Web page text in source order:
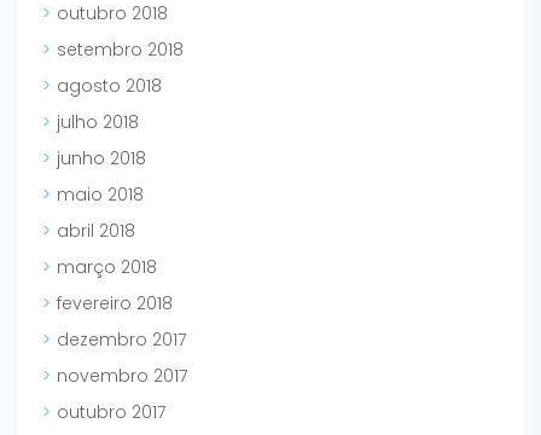
outubro 2018
setembro 2018
agosto 2018
julho 2018
junho 2018
maio 2018
abril 2018
março 2018
fevereiro 2018
dezembro 2017
novembro 2017
outubro 2017